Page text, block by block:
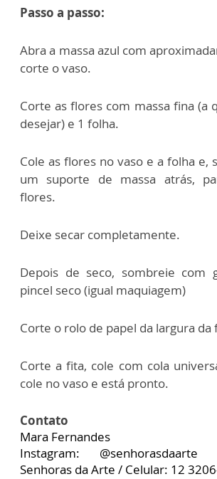
Passo a passo:
Abra a massa azul com
corte o vaso.
Corte as flores com massa fina (a
desejar) e 1 folha.
Cole as flores no vaso e a folha e,
um suporte de massa atrás,
flores.
Deixe secar completamente.
Depois de seco, sombreie com
pincel seco (igual maquiagem)
Corte o rolo de papel da largura da
Corte a fita, cole com cola
cole no vaso e está pronto.
Contato
Mara Fernandes
Instagram:
Senhoras da Arte / Celular: 12